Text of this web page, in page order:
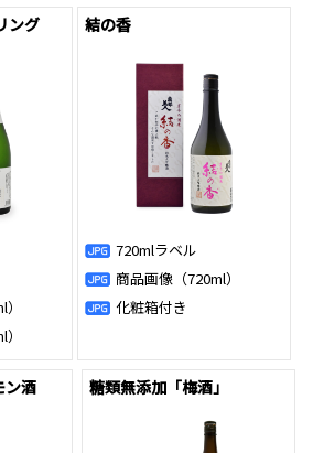
ング 結の香
720mlラベル
商品画像（720ml）
化粧箱付き
ン酒 糖類無添加「梅酒」